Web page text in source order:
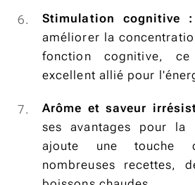
Stimulation cognitive :
améliorer la
fonction cognitive,
excellent allié pour
Arôme et saveur
ses avantages pour la
ajoute une touche
nombreuses recettes,